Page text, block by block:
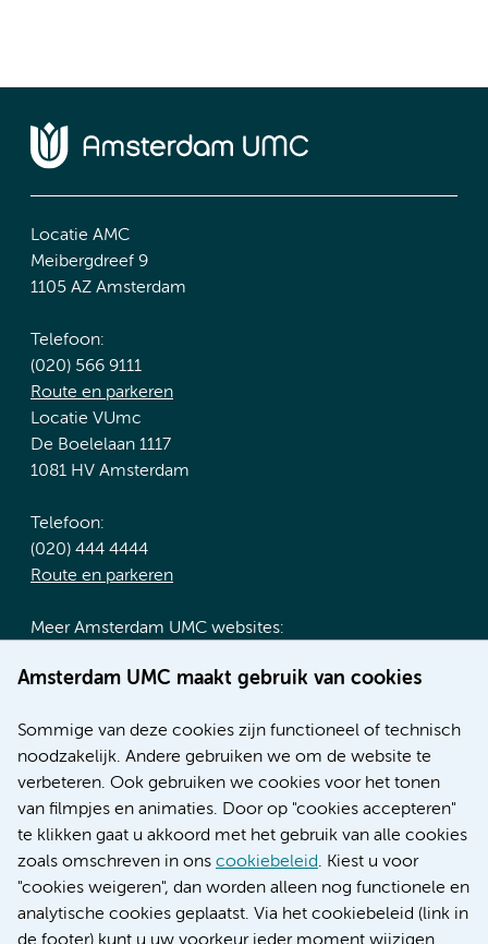
Amsterdam UMC maakt gebruik van cookies
Sommige van deze cookies zijn functioneel of technisch
noodzakelijk. Andere gebruiken we om de website te
verbeteren. Ook gebruiken we cookies voor het tonen
van filmpjes en animaties. Door op "cookies accepteren"
te klikken gaat u akkoord met het gebruik van alle cookies
zoals omschreven in ons cookiebeleid. Kiest u voor
"cookies weigeren", dan worden alleen nog functionele en
analytische cookies geplaatst. Via het cookiebeleid (link in
Locatie AMC
Meibergdreef 9
1105 AZ Amsterdam
Telefoon:
(020) 566 9111
Route en parkeren
Locatie VUmc
De Boelelaan 1117
1081 HV Amsterdam
Telefoon:
(020) 444 4444
Route en parkeren
Meer Amsterdam UMC websites:
Werken bij Amsterdam UMC
Nieuws
Research
Educatie locatie AMC
Educatie locatie VUmc
Verwijzen & diagnostiek